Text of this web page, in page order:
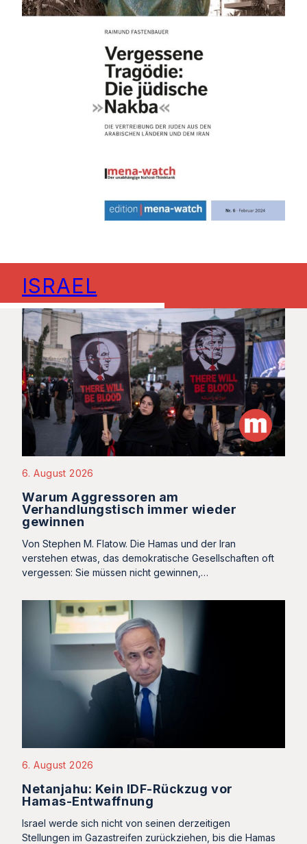
ISRAEL
6. August 2026
Warum Aggressoren am
Verhandlungstisch immer wieder
gewinnen
Von Stephen M. Flatow. Die Hamas und der Iran
verstehen etwas, das demokratische Gesellschaften oft
vergessen: Sie müssen nicht gewinnen,…
6. August 2026
Netanjahu: Kein IDF-Rückzug vor
Hamas-Entwaffnung
Israel werde sich nicht von seinen derzeitigen
Stellungen im Gazastreifen zurückziehen, bis die Hamas